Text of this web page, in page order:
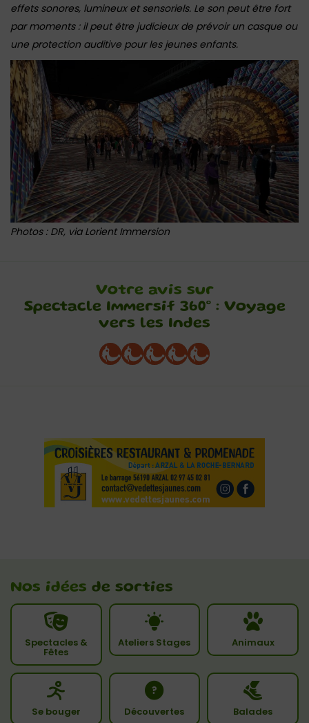
effets sonores, lumineux et sensoriels. Le son peut être fort
par moments : il peut être judicieux de prévoir un casque ou
une protection auditive pour les jeunes enfants.
Photos : DR, via Lorient Immersion
Votre avis sur
Spectacle Immersif 360° : Voyage
vers les Indes
Nos idées de sorties
Spectacles &
Fêtes
Ateliers Stages Animaux
Se bouger Découvertes Balades